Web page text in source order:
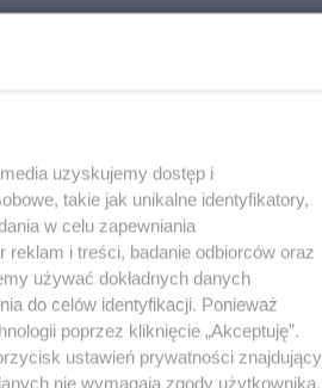
(21
aresztu
są
uzyskujemy dostęp i
takie jak unikalne identyfikatory,
w celu zapewniania
i treści, badanie odbiorców oraz
używać dokładnych danych
do celów identyfikacji. Ponieważ
poprzez kliknięcie „Akceptuję”.
ustawień prywatności znajdujący
nie wymagają zgody użytkownika,